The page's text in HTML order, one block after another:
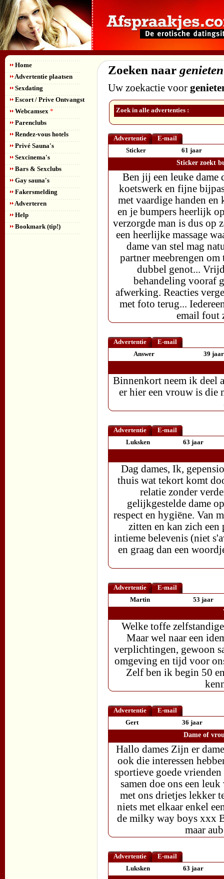
Home
Advertentie plaatsen
Sexdating
Escort / Prive Ontvangst
Webcamsex *
Parenclubs
Rendez-vous hotels
Privé Sauna's
Sexcinema's
Bars & Sexclubs
Gay sauna's
Fakersmelding
Adverteren
Help
Bookmark (tip!)
Zoeken naar
Uw zoekactie voor
Zoek in alle advertenties :
Advertentie
E-mail
Sticker
61 jaar
Sticker zoekt
Ben jij een leuke dame
koetswerk en fijne
met vaardige handen
en je bumpers heerlijk
verzorgde man is dus op
een heerlijke massage
dame van stel mag
partner meebrengen
dubbel genot...
behandeling vooraf
afwerking. Reacties
met foto terug...
email fout
Advertentie
E-mail
Answer
39 jaar
Binnenkort neem ik deel
er hier een vrouw is die
Advertentie
E-mail
Luksken
63 jaar
Dag dames, Ik,
thuis wat tekort komt
relatie zonder
gelijkgestelde dame
respect en hygiëne. Van
zitten en kan zich
intieme belevenis (niet
en graag dan een
Advertentie
E-mail
Martin
53 jaar
Welke toffe
Maar wel naar een
verplichtingen, gewoon
omgeving en tijd voor
Zelf ben ik begin 50
Advertentie
E-mail
Gert
36 jaar
Dame of
Hallo dames Zijn er
ook die interessen
sportieve goede
samen doe ons een
met ons drietjes lekker
niets met elkaar enkel
de milky way boys xxx
maar
Advertentie
E-mail
Luksken
63 jaar